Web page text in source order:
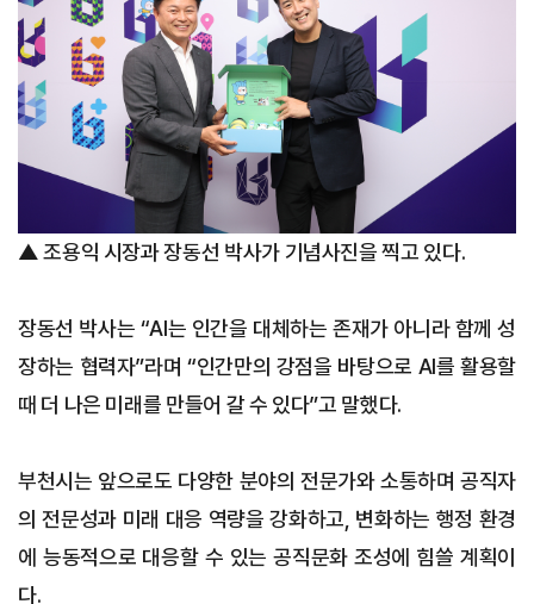
▲ 조용익 시장과 장동선 박사가 기념사진을 찍고 있다.
장동선 박사는 “AI는 인간을 대체하는 존재가 아니라 함께 성
장하는 협력자”라며 “인간만의 강점을 바탕으로 AI를 활용할
때 더 나은 미래를 만들어 갈 수 있다”고 말했다.
부천시는 앞으로도 다양한 분야의 전문가와 소통하며 공직자
의 전문성과 미래 대응 역량을 강화하고, 변화하는 행정 환경
에 능동적으로 대응할 수 있는 공직문화 조성에 힘쓸 계획이
다.